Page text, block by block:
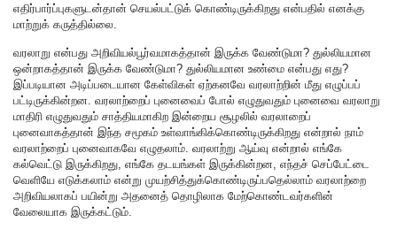
எதிர்பார்ப்புகளுடன்தான் செயல்பட்டுக் கொண்டிருக்கிறது என்பதில் எனக்கு
மாற்றுக் கருத்தில்லை.
வரலாறு என்பது அறிவியல்பூர்வமாகத்தான் இருக்க வேண்டுமா? துல்லியமான
ஒன்றாகத்தான் இருக்க வேண்டுமா? துல்லியமான உண்மை என்பது எது?
இப்படியான அடிப்படையான கேள்விகள் ஏற்கனவே வரலாற்றின் மீது எழுப்பப்
பட்டிருக்கின்றன. வரலாற்றைப் புனைவைப் போல் எழுதுவதும் புனைவை வரலாறு
மாதிரி எழுதுவதும் சாத்தியமாகிற இன்றைய சூழலில் வரலாறைப்
புனைவாகத்தான் இந்த சமூகம் உள்வாங்கிக்கொண்டிருக்கிறது என்றால் நாம்
வரலாற்றைப் புனைவாகவே எழுதலாம். வரலாற்று ஆய்வு என்றால் எங்கே
கல்வெட்டு இருக்கிறது, எங்கே தடயங்கள் இருக்கின்றன, எந்தச் செப்பேட்டை
வெளியே எடுக்கலாம் என்று முயற்சித்துக்கொண்டிருப்பதெல்லாம் வரலாற்றை
அறிவியலாகப் பயின்று அதனைத் தொழிலாக மேற்கொண்டவர்களின்
வேலையாக இருக்கட்டும்.